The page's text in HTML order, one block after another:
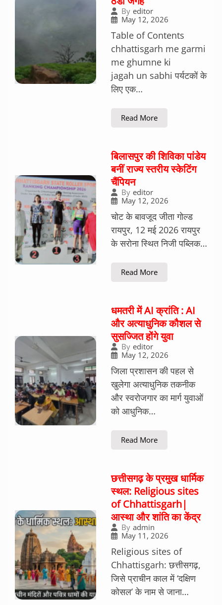
By editor
May 12, 2026
Table of Contents
chhattisgarh me garmi
me ghumne ki
jagah un sabhi पर्यटकों के
लिए एक…
Read More
बिलासपुर की शिविका पांडेय
बनीं राज्य स्तरीय स्केटिंग
चैंपियन
By editor
May 12, 2026
चोट के बावजूद जीता गोल्ड
रायपुर, 12 मई 2026 रायपुर
के सरोना स्थित निजी पब्लिक…
Read More
धमतरी में AI क्रांति : AI
और अत्याधुनिक कौशल से
सुसज्जित होंगे युवा
By editor
May 12, 2026
जिला प्रशासन की पहल से
खुलेगा अत्याधुनिक तकनीक
और स्वरोजगार का मार्ग युवाओं
को आधुनिक…
Read More
छत्तीसगढ़ के प्रमुख धार्मिक
स्थल: Religious sites
of Chhattisgarh|
आस्था और शांति का केंद्र
By admin
May 11, 2026
Religious sites of
Chhattisgarh: छत्तीसगढ़,
जिसे प्राचीन काल में ‘दक्षिण
कोसल’ के नाम से जाना…